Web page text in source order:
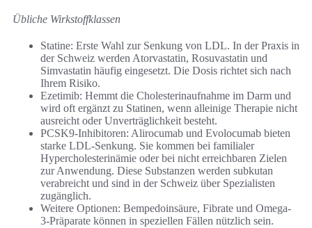
Übliche Wirkstoffklassen
Statine: Erste Wahl zur Senkung von LDL. In der Praxis in
der Schweiz werden Atorvastatin, Rosuvastatin und
Simvastatin häufig eingesetzt. Die Dosis richtet sich nach
Ihrem Risiko.
Ezetimib: Hemmt die Cholesterinaufnahme im Darm und
wird oft ergänzt zu Statinen, wenn alleinige Therapie nicht
ausreicht oder Unverträglichkeit besteht.
PCSK9-Inhibitoren: Alirocumab und Evolocumab bieten
starke LDL-Senkung. Sie kommen bei familialer
Hypercholesterinämie oder bei nicht erreichbaren Zielen
zur Anwendung. Diese Substanzen werden subkutan
verabreicht und sind in der Schweiz über Spezialisten
zugänglich.
Weitere Optionen: Bempedoinsäure, Fibrate und Omega-
3‑Präparate können in speziellen Fällen nützlich sein.